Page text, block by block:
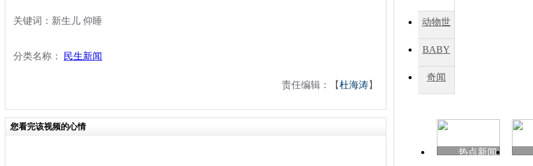
关键词：新生儿 仰睡
分类名称： 民生新闻
责任编辑：【杜海涛】
您看完该视频的心情
动物世
BABY
秀
奇闻
热点新闻